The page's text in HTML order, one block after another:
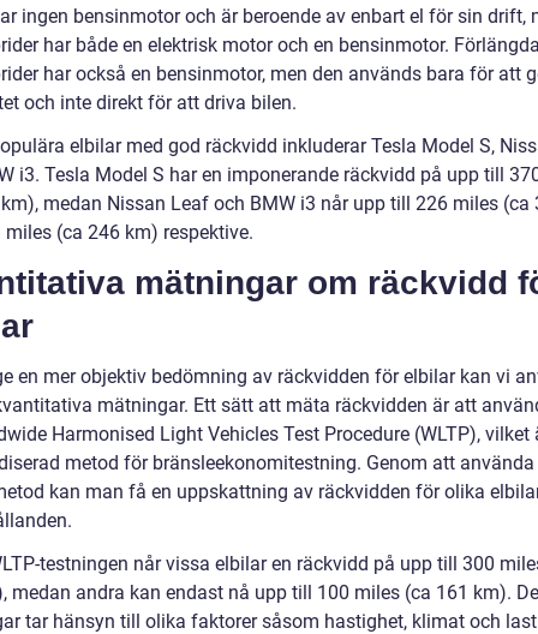
ingen bensinmotor och är beroende av enbart el för sin drift,
har både en elektrisk motor och en bensinmotor.
har också en bensinmotor, men den används bara för att
och inte direkt för att driva bilen.
elbilar med god räckvidd inkluderar Tesla Model S,
i3. Tesla Model S har en imponerande räckvidd på upp till
medan Nissan Leaf och BMW i3 når upp till 226 miles (ca
miles (ca 246 km) respektive.
mätningar om räckvidd
en mer objektiv bedömning av räckvidden för elbilar kan vi
mätningar. Ett sätt att mäta räckvidden är att
Harmonised Light Vehicles Test Procedure (WLTP), vilket
metod för bränsleekonomitestning. Genom att
kan man få en uppskattning av räckvidden för olika
testningen når vissa elbilar en räckvidd på upp till 300
medan andra kan endast nå upp till 100 miles (ca 161 km).
tar hänsyn till olika faktorer såsom hastighet, klimat och